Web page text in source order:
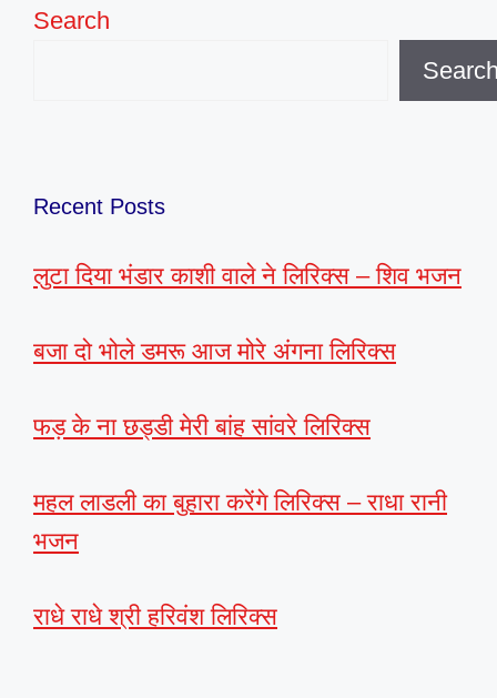
Search
Recent Posts
लुटा दिया भंडार काशी वाले ने लिरिक्स – शिव भजन
बजा दो भोले डमरू आज मोरे अंगना लिरिक्स
फड़ के ना छड्डी मेरी बांह सांवरे लिरिक्स
महल लाडली का बुहारा करेंगे लिरिक्स – राधा रानी
भजन
राधे राधे श्री हरिवंश लिरिक्स